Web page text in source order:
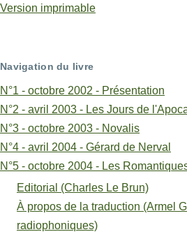
de
pour
Un
chant
fidèle
(Jean-
Pierre
Sicre)
Version imprimable
Navigation du livre
N°1 - octobre 2002 - Présentation
N°2 - avril 2003 - Les Jours de
N°3 - octobre 2003 - Novalis
N°4 - avril 2004 - Gérard de Nerval
N°5 - octobre 2004 - Les
Editorial (Charles Le Brun)
À propos de la traduction (Armel
radiophoniques)